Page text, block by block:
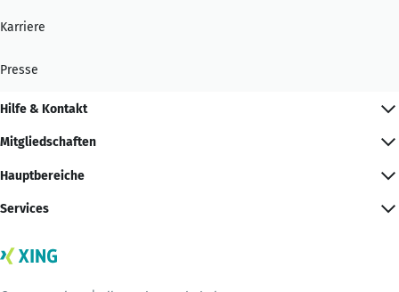
Karriere
Presse
Hilfe & Kontakt
Mitgliedschaften
Hauptbereiche
Services